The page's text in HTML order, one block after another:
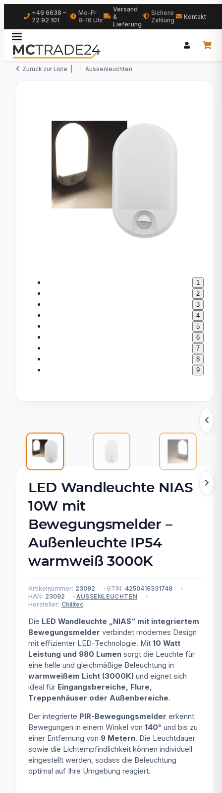
+49 6638 –
72 92 101
Mo–Fr
8–16 Uhr
Versand
&
Lieferung
Sichere
Zahlung
Kontakt
Zurück zur Liste Aussenleuchten
1
2
3
4
5
6
7
8
9
LED Wandleuchte NIAS
10W mit
Bewegungsmelder –
Außenleuchte IP54
warmweiß 3000K
Artikelnummer: 23092 GTIN: 4250416331748
HAN: 23092 AUSSENLEUCHTEN
Hersteller: Chilitec
Die LED Wandleuchte „NIAS“ mit integriertem
Bewegungsmelder verbindet modernes Design
mit effizienter LED-Technologie. Mit 10 Watt
Leistung und 980 Lumen sorgt die Leuchte für
eine helle und gleichmäßige Beleuchtung in
warmweißem Licht (3000K) und eignet sich
ideal für Eingangsbereiche, Flure,
Treppenhäuser oder Außenbereiche.
Der integrierte PIR-Bewegungsmelder erkennt
Bewegungen in einem Winkel von 140° und bis zu
einer Entfernung von 9 Metern. Die Leuchtdauer
sowie die Lichtempfindlichkeit können individuell
eingestellt werden, sodass die Beleuchtung
optimal auf Ihre Umgebung reagiert.